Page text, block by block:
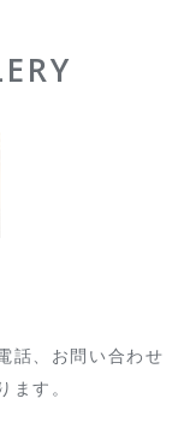
話、お問い合わせ
ます。